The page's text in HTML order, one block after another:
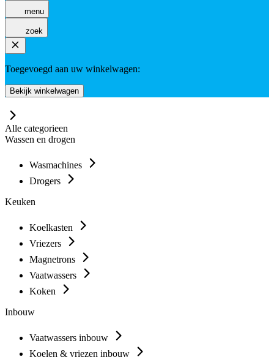
menu
zoek
Toegevoegd aan uw winkelwagen:
Bekijk winkelwagen
Alle categorieen
Wassen en drogen
Wasmachines
Drogers
Keuken
Koelkasten
Vriezers
Magnetrons
Vaatwassers
Koken
Inbouw
Vaatwassers inbouw
Koelen & vriezen inbouw